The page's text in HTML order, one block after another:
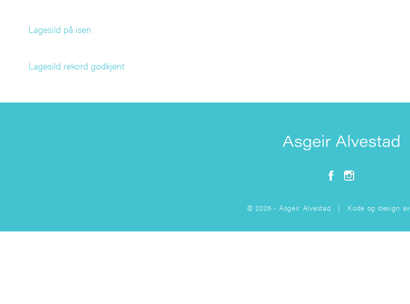
Lagesild på isen
Lagesild rekord godkjent
© 2026 - Asgeir Alvestad | Kode og design av